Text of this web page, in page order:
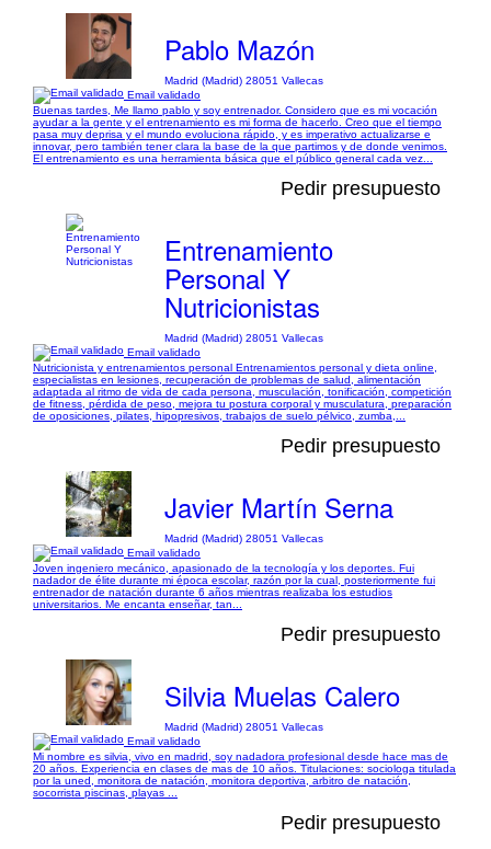
Pablo Mazón
Madrid (Madrid) 28051 Vallecas
Email validado
Buenas tardes, Me llamo pablo y soy entrenador. Considero que es mi vocación
ayudar a la gente y el entrenamiento es mi forma de hacerlo. Creo que el tiempo
pasa muy deprisa y el mundo evoluciona rápido, y es imperativo actualizarse e
innovar, pero también tener clara la base de la que partimos y de donde venimos.
El entrenamiento es una herramienta básica que el público general cada vez...
Pedir presupuesto
Entrenamiento
Personal Y
Nutricionistas
Madrid (Madrid) 28051 Vallecas
Email validado
Nutricionista y entrenamientos personal Entrenamientos personal y dieta online,
especialistas en lesiones, recuperación de problemas de salud, alimentación
adaptada al ritmo de vida de cada persona, musculación, tonificación, competición
de fitness, pérdida de peso, mejora tu postura corporal y musculatura, preparación
de oposiciones, pilates, hipopresivos, trabajos de suelo pélvico, zumba,...
Pedir presupuesto
Javier Martín Serna
Madrid (Madrid) 28051 Vallecas
Email validado
Joven ingeniero mecánico, apasionado de la tecnología y los deportes. Fui
nadador de élite durante mi época escolar, razón por la cual, posteriormente fui
entrenador de natación durante 6 años mientras realizaba los estudios
universitarios. Me encanta enseñar, tan...
Pedir presupuesto
Silvia Muelas Calero
Madrid (Madrid) 28051 Vallecas
Email validado
Mi nombre es silvia, vivo en madrid, soy nadadora profesional desde hace mas de
20 años. Experiencia en clases de mas de 10 años. Titulaciones: sociologa titulada
por la uned, monitora de natación, monitora deportiva, arbitro de natación,
socorrista piscinas, playas ...
Pedir presupuesto